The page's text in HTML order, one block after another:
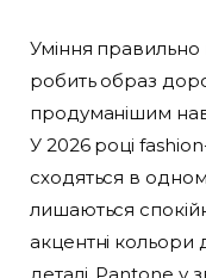
Уміння правильно
робить образ
продуманішим
У 2026 році
сходяться в
лишаються
акцентні кольори